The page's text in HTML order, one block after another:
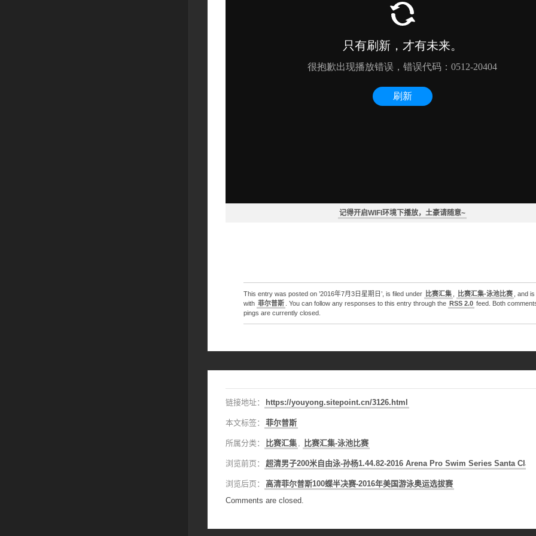
记得开启WIFI环境下播放，土豪请随意~
This entry was posted on ’2016年7月3日星期日’, is filed under 比赛汇集 比赛汇集-泳池比赛
, and
with 菲尔普斯 . You can follow any responses to this entry through the RSS 2.0 feed. Both
pings are currently closed.
链接地址： https://youyong.sitepoint.cn/3126.html
本文标签： 菲尔普斯
所属分类： 比赛汇集 , 比赛汇集-泳池比赛
浏览前页： 超清男子200米自由泳-孙杨1.44.82-2016 Arena Pro Swim Series Santa Clara
浏览后页：
高清菲尔普斯100蝶半决赛-2016年美国游泳奥运选拔赛
Comments are closed.